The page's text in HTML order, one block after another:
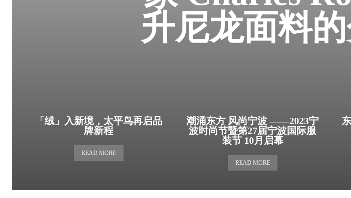
升尼龙面料
「绒」入新境，太平鸟再启品
牌新程
READ MORE
潮涌东方 风尚宁波 ——2023宁
波时尚节暨第27届宁波国际服
装节 10月启幕
READ MORE